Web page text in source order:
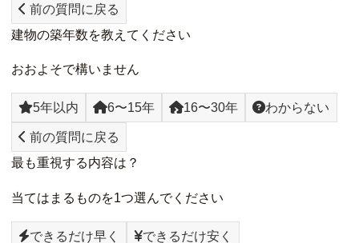
前の質問に戻る
建物の築年数を教えてください
おおよそで構いません
5年以内 6〜15年 16〜30年 わからない
前の質問に戻る
最も重視する内容は？
当てはまるものを1つ選んでください
できるだけ早く できるだけ安く